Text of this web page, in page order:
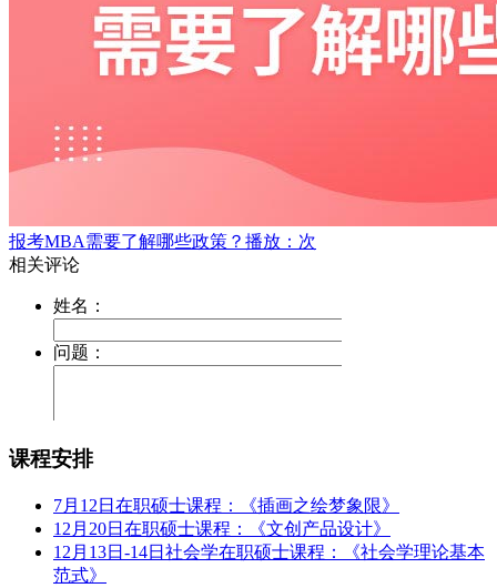
报考MBA需要了解哪些政策？ 播放：次
课程安排
7月12日在职硕士课程：《插画之绘梦象限》
12月20日在职硕士课程：《文创产品设计》
12月13日-14日社会学在职硕士课程：《社会学理论基本
范式》